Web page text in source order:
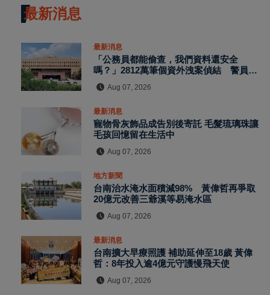
最新消息
最新消息
「公務員都能偷查，我們資料還安全
嗎？」2812萬筆個資外洩案偵結 警員查
個資、暗網交易與公務資訊漏洞曝光
Aug 07, 2026
最新消息
寵物骨灰飾品成告別後寄託 毛髮琉璃珠讓
毛孩回憶留在生活中
Aug 07, 2026
地方新聞
台南治水淹水面積減98% 黃偉哲再爭取
20億元改善三爺溪等易淹水區
Aug 07, 2026
最新消息
台南擴大早療照護 補助延伸至18歲 黃偉
哲：8年投入逾4億元守護慢飛天使
Aug 07, 2026